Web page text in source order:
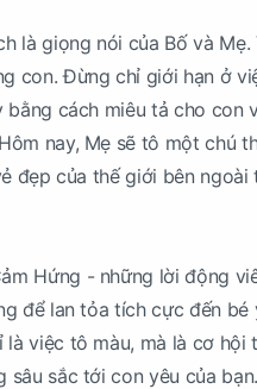
là giọng nói của Bố và Mẹ.
con. Đừng chỉ giới hạn ở
cách miêu tả cho con
nay, Mẹ sẽ tô một chú
đẹp của thế giới bên ngoài
Hứng - những lời động
để lan tỏa tích cực đến bé
là việc tô màu, mà là cơ hội
sắc tới con yêu của